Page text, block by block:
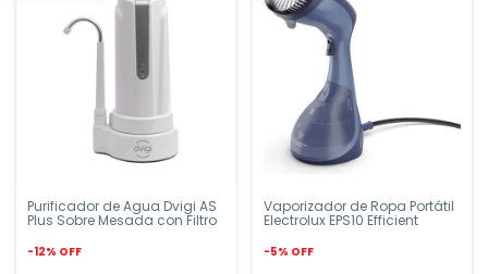
Purificador de Agua Dvigi AS
Plus Sobre Mesada con Filtro
-12% OFF
Vaporizador de Ropa Portátil
Electrolux EPS10 Efficient
-5% OFF